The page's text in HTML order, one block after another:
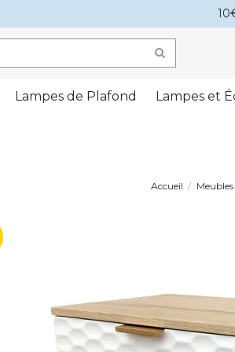
Lampes de Plafond Lampes et
Accueil Meubles